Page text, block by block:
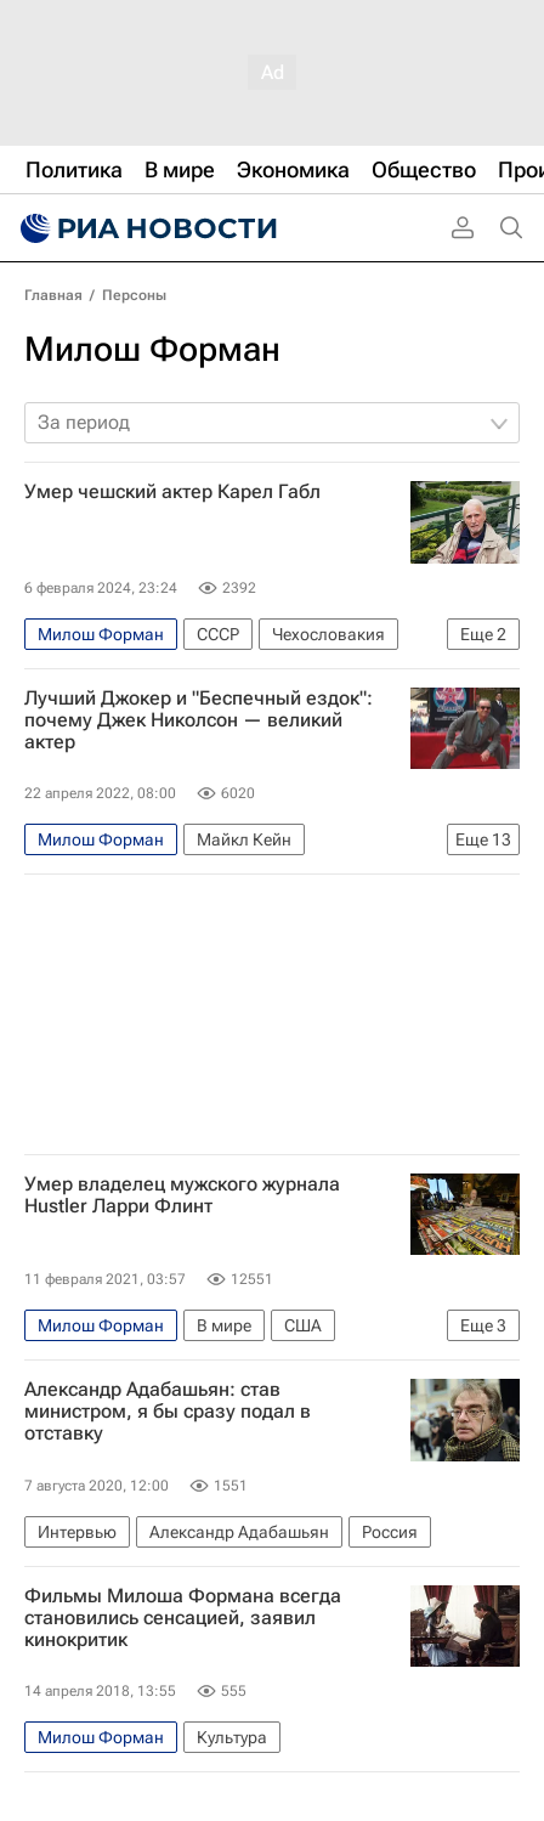
Политика В мире Экономика Общество
Главная / Персоны
Милош Форман
За период
Умер чешский актер Карел Габл
6 февраля 2024, 23:24 2392
Еще2
Милош Форман СССР
Чехословакия
Чехия
Александр Митта (Рабинович)
Лучший Джокер и "Беспечный ездок":
почему Джек Николсон — великий
актер
22 апреля 2022, 08:00 6020
Еще 13
Милош Форман
Майкл Кейн
Фрэнк Синатра
США
Нью-Йорк (город)
Умер владелец мужского журнала
Hustler Ларри Флинт
11 февраля 2021, 03:57 12551
Еще3
Милош Форман В мире
США
Лос-Анджелес
Дональд Трамп Культура
Александр Адабашьян: став
министром, я бы сразу подал в
отставку
7 августа 2020, 12:00 1551
Интервью Александр Адабашьян Россия
Фильмы Милоша Формана всегда
становились сенсацией, заявил
кинокритик
14 апреля 2018, 13:55 555
Милош Форман Культура